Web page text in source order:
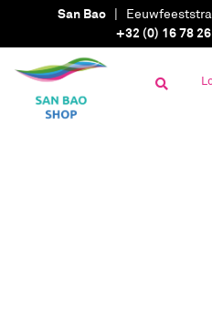
San Bao |
+32 (0) 16 78